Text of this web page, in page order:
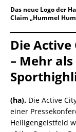
Das neue Logo der
Claim „Hummel
Die
– Mehr
(ha). Die Active
einer
Heiligengeistfeld